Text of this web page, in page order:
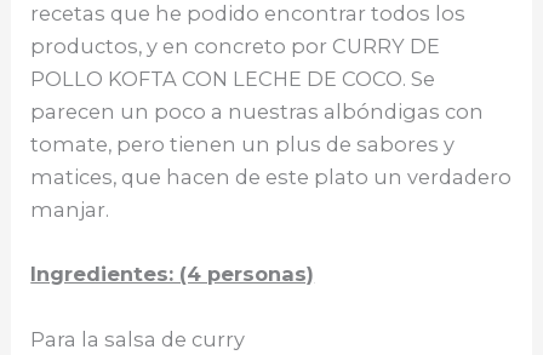
recetas que he podido encontrar todos los
productos, y en concreto por CURRY DE
POLLO KOFTA CON LECHE DE COCO. Se
parecen un poco a nuestras albóndigas con
tomate, pero tienen un plus de sabores y
matices, que hacen de este plato un verdadero
manjar.
Ingredientes: (4 personas)
Para la salsa de curry